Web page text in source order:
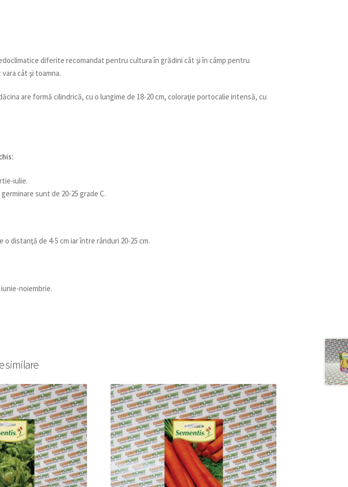
diferite recomandat pentru cultura în grădini cât şi în câmp pentru
cât şi toamna.
are formă cilindrică, cu o lungime de 18-20 cm, coloraţie portocalie intensă, cu
iulie.
sunt de 20-25 grade C.
distanţă de 4-5 cm iar între rânduri 20-25 cm.
noiembrie.
similare